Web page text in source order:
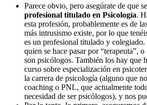
Parece obvio, pero asegúrate de que
profesional titulado en Psicología.
esta profesión, probablemente es de
más intrusismo existe, por lo que
es un profesional titulado y
quien se hace pasar por “terapeuta”,
son psicólogos. También los hay que
curso sobre especialización en
la carrera de psicología (alguno que
coaching o PNL, que actualmente
necesidad de ser psicólogos), y nos